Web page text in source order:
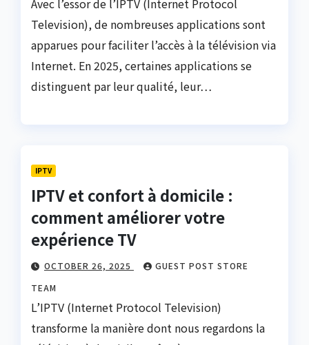
Avec l’essor de l’IPTV (Internet Protocol
Television), de nombreuses applications sont
apparues pour faciliter l’accès à la télévision via
Internet. En 2025, certaines applications se
distinguent par leur qualité, leur…
IPTV
IPTV et confort à domicile :
comment améliorer votre
expérience TV
OCTOBER 26, 2025
GUEST POST STORE
TEAM
L’IPTV (Internet Protocol Television)
transforme la manière dont nous regardons la